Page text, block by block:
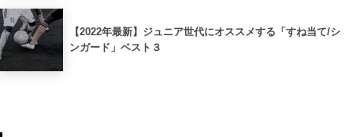
【2022年最新】ジュニア世代にオススメする「すね当て/シ
ンガード」ベスト３